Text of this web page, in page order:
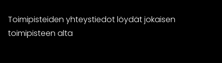
Toimipisteiden yhteystiedot löydät jokaisen
toimipisteen alta